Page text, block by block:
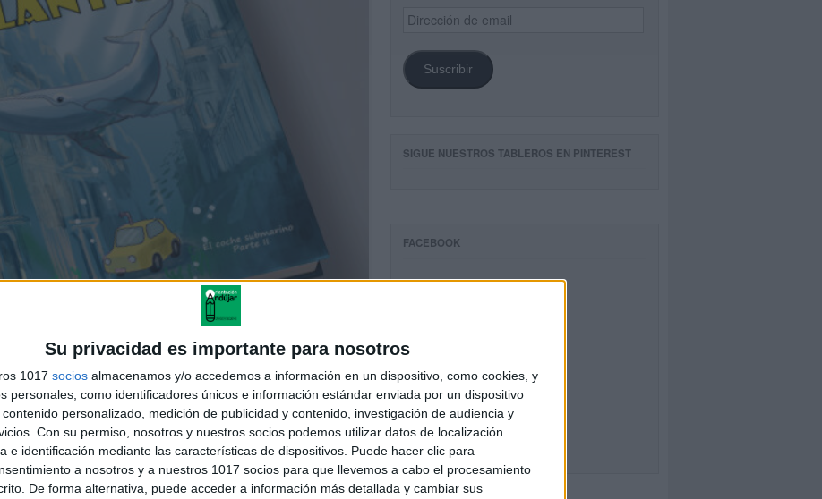
Su privacidad es importante para nosotros
1017 socios almacenamos y/o accedemos a información en un dispositivo, como cookies, y
personales, como identificadores únicos e información estándar enviada por un dispositivo
personalizado, medición de publicidad y contenido, investigación de audiencia y
Con su permiso, nosotros y nuestros socios podemos utilizar datos de localización
e identificación mediante las características de dispositivos. Puede hacer clic para
a nosotros y a nuestros 1017 socios para que llevemos a cabo el procesamiento
De forma alternativa, puede acceder a información más detallada y cambiar sus
Dirección
de
Suscribir
SIGUE NUESTROS TABLEROS EN PINTEREST
FACEBOOK